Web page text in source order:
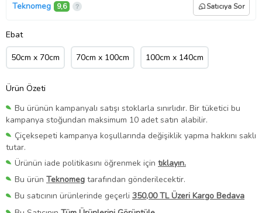
Teknomeg 9,6 Satıcıya Sor
Ebat
50cm x 70cm 70cm x 100cm 100cm x 140cm
Ürün Özeti
Bu ürünün kampanyalı satışı stoklarla sınırlıdır. Bir tüketici bu
kampanya stoğundan maksimum 10 adet satın alabilir.
Çiçeksepeti kampanya koşullarında değişiklik yapma hakkını saklı
tutar.
Ürünün iade politikasını öğrenmek için tıklayın.
Bu ürün Teknomeg tarafından gönderilecektir.
Bu satıcının ürünlerinde geçerli 350,00 TL Üzeri Kargo Bedava